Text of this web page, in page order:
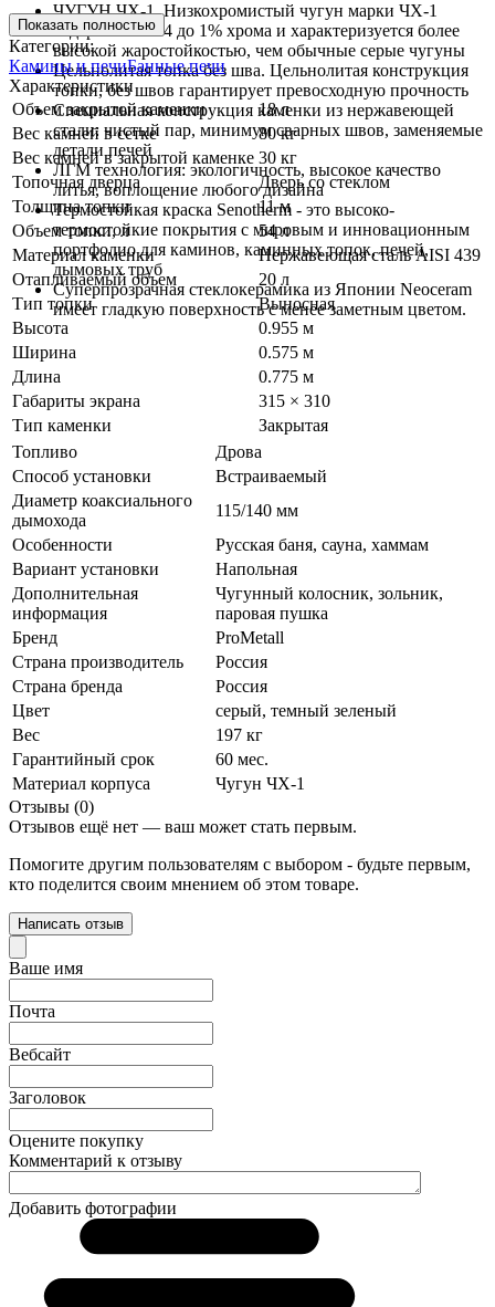
ЧУГУН ЧХ-1. Низкохромистый чугун марки ЧХ-1
содержит от 0.4 до 1% хрома и характеризуется более
высокой жаростойкостью, чем обычные серые чугуны
Цельнолитая топка без шва. Цельнолитая конструкция
топки, без швов гарантирует превосходную прочность
Специальная конструкция каменки из нержавеющей
стали: чистый пар, минимум сварных швов, заменяемые
детали печей
ЛГМ технология: экологичность, высокое качество
литья, воплощение любого дизайна
Термостойкая краска Senotherm - это высоко-
термостойкие покрытия с мировым и инновационным
портфолио для каминов, каминных топок, печей,
дымовых труб
Суперпрозрачная стеклокерамика из Японии Neoceram
имеет гладкую поверхность с менее заметным цветом.
Показать полностью
Категории:
Камины и печиБанные печи
Характеристики
Объем закрытой каменки
18 л
Вес камней в сетке
80 кг
Вес камней в закрытой каменке 30 кг
Топочная дверца
Дверь со стеклом
Толщина топки
11 м
Объем топки, л
54 л
Материал каменки
Нержавеющая сталь AISI 439
Отапливаемый объем
20 л
Тип топки
Выносная
Высота
0.955 м
Ширина
0.575 м
Длина
0.775 м
Габариты экрана
315 × 310
Тип каменки
Закрытая
Топливо
Дрова
Способ установки
Встраиваемый
Диаметр коаксиального
дымохода
115/140 мм
Особенности
Русская баня, сауна, хаммам
Вариант установки
Напольная
Дополнительная
информация
Чугунный колосник, зольник,
паровая пушка
Бренд
ProMetall
Страна производитель
Россия
Страна бренда
Россия
Цвет
серый, темный зеленый
Вес
197 кг
Гарантийный срок
60 мес.
Материал корпуса
Чугун ЧХ-1
Отзывы (0)
Отзывов ещё нет — ваш может стать первым.
Помогите другим пользователям с выбором - будьте первым,
кто поделится своим мнением об этом товаре.
Написать отзыв
Ваше имя
Почта
Вебсайт
Заголовок
Оцените покупку
Комментарий к отзыву
Добавить фотографии